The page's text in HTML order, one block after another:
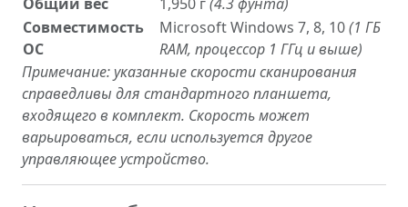
Совместимость
ОС
Microsoft Windows 7, 8, 10(1 ГБ
RAM, процессор 1 ГГц и выше)
Примечание: указанные скорости сканирования
справедливы для стандартного планшета,
входящего в комплект. Скорость может
варьироваться, если используется другое
управляющее устройство.